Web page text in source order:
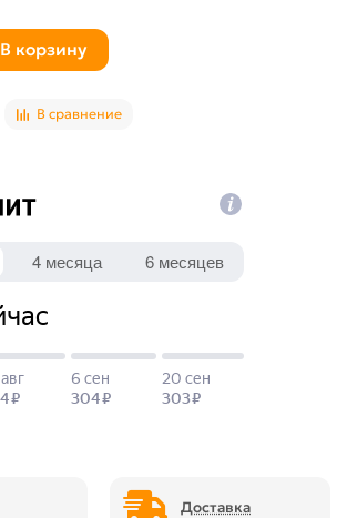
В корзину
В сравнение
Доставка